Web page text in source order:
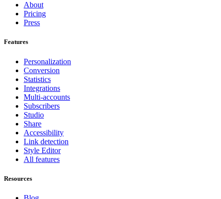
About
Pricing
Press
Features
Personalization
Conversion
Statistics
Integrations
Multi-accounts
Subscribers
Studio
Share
Accessibility
Link detection
Style Editor
All features
Resources